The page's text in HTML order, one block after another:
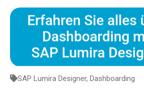
SAP Lumira Designer, Dashboarding